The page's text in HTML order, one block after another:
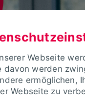
Webseite
davon werden
ermöglichen,
Webseite zu